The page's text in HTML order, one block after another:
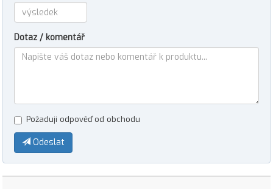
Dotaz / komentář
Požaduji odpověď od obchodu
Odeslat